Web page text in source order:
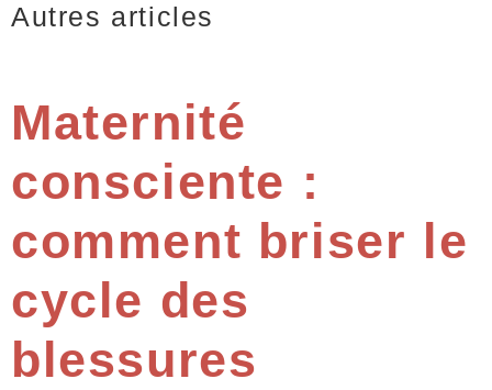
Autres articles
Maternité
consciente :
comment briser le
cycle des
blessures